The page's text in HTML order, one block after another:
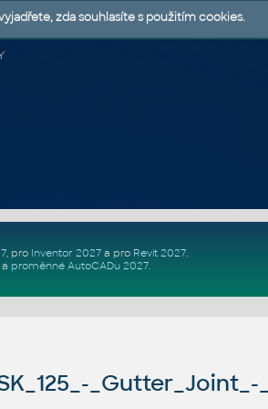
, pro Inventor 2027a pro Revit 2027.
proměnné AutoCADu 2027.
_Gutter_Joint_-
zda souhlasíte s použitím cookies.